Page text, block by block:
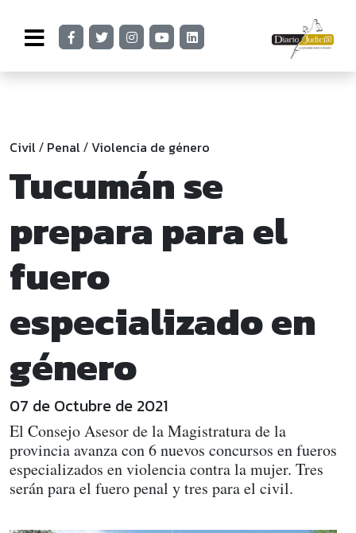
Civil/ Penal/Violencia de género
Tucumán se
prepara para el
fuero
especializado en
género
07 de Octubre de 2021
El Consejo Asesor de la Magistratura de la
provincia avanza con 6 nuevos concursos en fueros
especializados en violencia contra la mujer. Tres
serán para el fuero penal y tres para el civil.